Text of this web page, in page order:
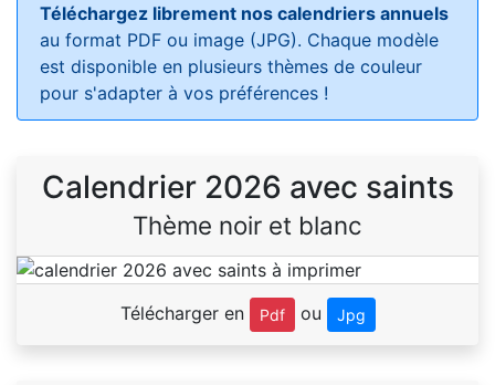
Téléchargez librement nos calendriers annuels
au format PDF ou image (JPG). Chaque modèle
est disponible en plusieurs thèmes de couleur
pour s'adapter à vos préférences !
Calendrier 2026 avec saints
Thème noir et blanc
Télécharger en Pdf ou Jpg